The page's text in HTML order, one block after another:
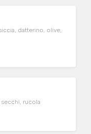
datterino, olive,
rucola